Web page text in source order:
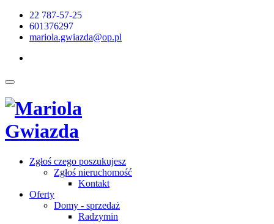
22 787-57-25
601376297
mariola.gwiazda@op.pl
Zgłoś czego poszukujesz
Zgłoś nieruchomość
Kontakt
Oferty
Domy - sprzedaż
Radzymin